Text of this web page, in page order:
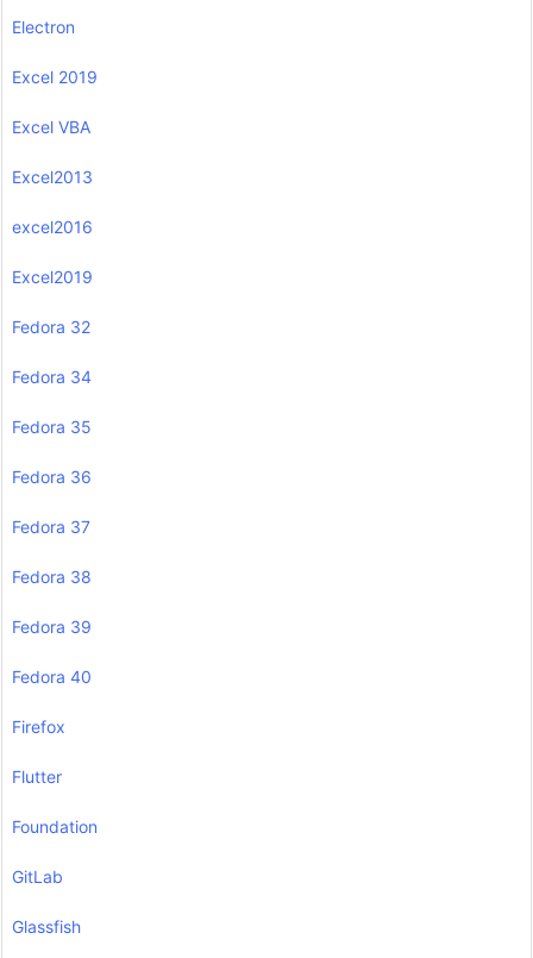
Electron
Excel 2019
Excel VBA
Excel2013
excel2016
Excel2019
Fedora 32
Fedora 34
Fedora 35
Fedora 36
Fedora 37
Fedora 38
Fedora 39
Fedora 40
Firefox
Flutter
Foundation
GitLab
Glassfish